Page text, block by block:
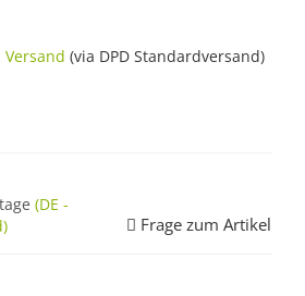
Versand (via DPD Standardversand)
(DE -
Frage zum Artikel